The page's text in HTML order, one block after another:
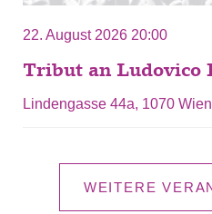
22. August 2026 20:00
Tribut an Ludovico
Lindengasse 44a, 1070 Wien
WEITERE